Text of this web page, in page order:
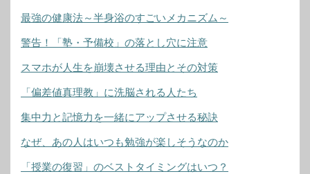
最強の健康法～半身浴のすごいメカニズム～
警告！「塾・予備校」の落とし穴に注意
スマホが人生を崩壊させる理由とその対策
「偏差値真理教」に洗脳される人たち
集中力と記憶力を一緒にアップさせる秘訣
なぜ、あの人はいつも勉強が楽しそうなのか
「授業の復習」のベストタイミングはいつ？